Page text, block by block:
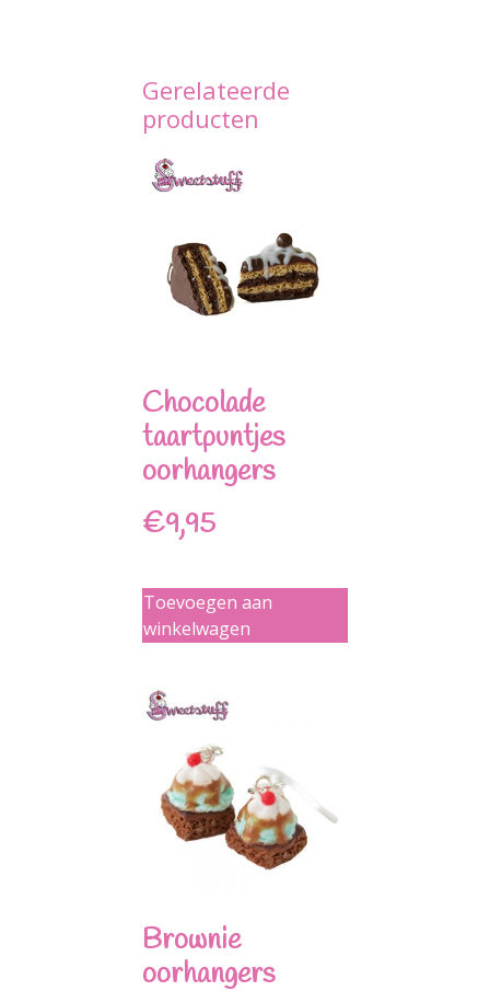
Gerelateerde
producten
Chocolade
taartpuntjes
oorhangers
€9,95
Toevoegen aan
winkelwagen
Brownie
oorhangers